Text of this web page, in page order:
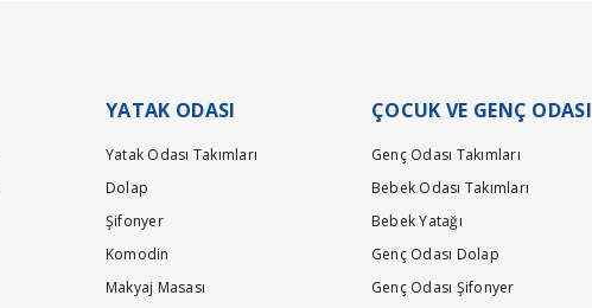
YATAK ODASI
Yatak Odası Takımları
Dolap
Şifonyer
Komodin
Makyaj Masası
ÇOCUK VE GENÇ ODASI
Genç Odası Takımları
Bebek Odası Takımları
Bebek Yatağı
Genç Odası Dolap
Genç Odası Şifonyer